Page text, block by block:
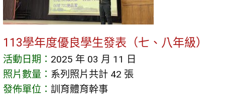
113學年度優良學生發表（七、八年級）
活動日期： 2025 年 03 月 11 日
照片數量： 系列照片共計 42 張
發佈單位： 訓育體育幹事